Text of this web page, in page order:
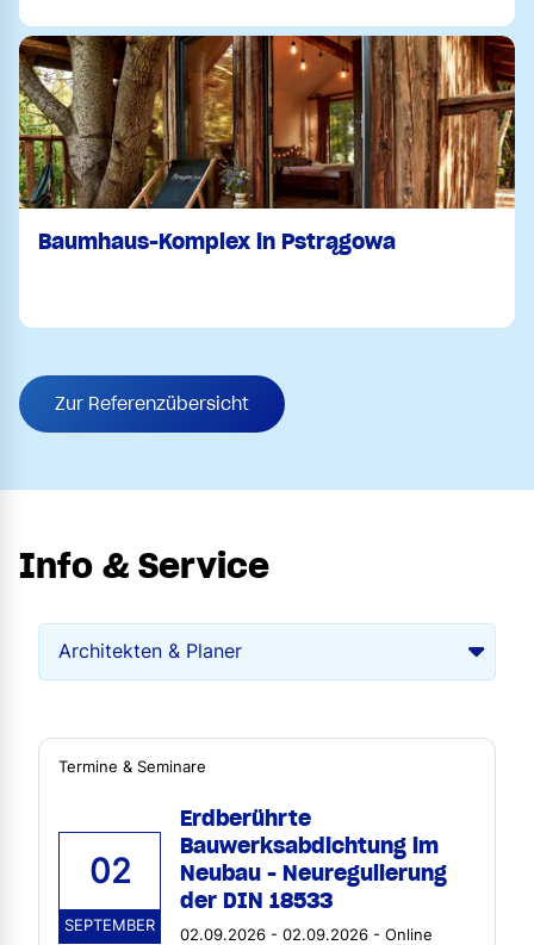
Baumhaus-Komplex in Pstrągowa
Zur Referenzübersicht
Info & Service
Termine & Seminare
02
SEPTEMBER
Erdberührte
Bauwerksabdichtung im
Neubau - Neuregulierung
der DIN 18533
02.09.2026 - 02.09.2026 - Online